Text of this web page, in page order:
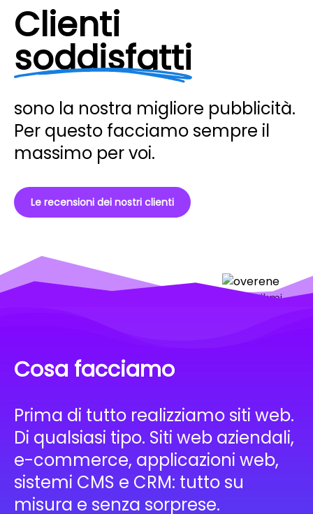
Clienti
soddisfatti
sono la nostra migliore pubblicità.
Per questo facciamo sempre il
massimo per voi.
Le recensioni dei nostri clienti
Cosa facciamo
Prima di tutto realizziamo siti web.
Di qualsiasi tipo. Siti web aziendali,
e-commerce, applicazioni web,
sistemi CMS e CRM: tutto su
misura e senza sorprese.